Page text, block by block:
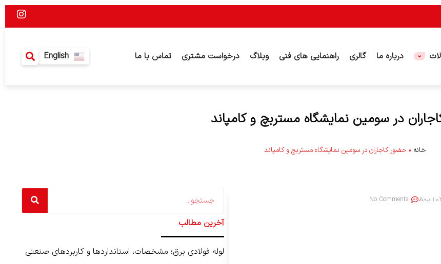
I
n
درباره ما گالری راهنمایی های فنی وبلاگ درخواست مشتری تماس با ما English
در سومین نمایشگاه مستربچ و کامپاند
خانه » حضور کاجاران در سومین نمایشگاه مستربچ و کامپاند
ب٫ظ No Comments
آخرین مطالب
لوله فولادی برق؛ مشخصات، استانداردها و کاربردهای صنعتی